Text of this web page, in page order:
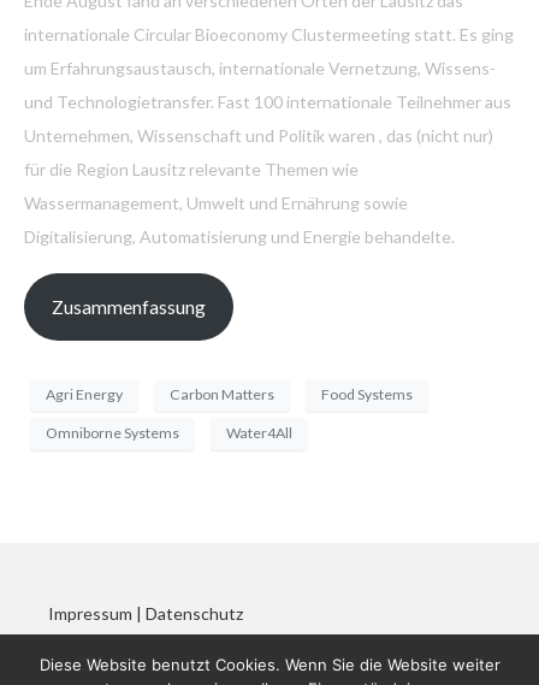
internationale Circular Bioeconomy Clustermeeting statt. Es ging
um Erfahrungsaustausch, internationale Vernetzung, Wissens-
und Technologietransfer. Fast 100 internationale Teilnehmer aus
Unternehmen, Wissenschaft und Politik waren , das (nicht nur)
für die Region Lausitz relevante Themen wie
Wassermanagement, Umwelt und Ernährung sowie
Digitalisierung, Automatisierung und Energie behandelte.
Zusammenfassung
Agri Energy Carbon Matters Food Systems
Omniborne Systems Water4All
Impressum | Datenschutz
Diese Website benutzt Cookies. Wenn Sie die Website weiter